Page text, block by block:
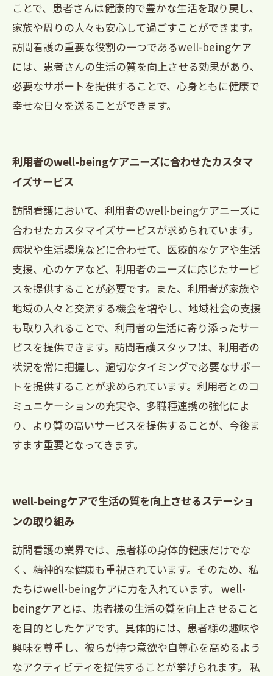
ことで、患者さんは健康的で豊かな生活を取り戻し、
家族や周りの人々も安心して過ごすことができます。
訪問看護の重要な役割の一つであるwell-beingケア
には、患者さんの生活の質を向上させる効果があり、
必要なサポートを提供することで、心身ともに健康で
幸せな日々を送ることができます。
利用者のwell-beingケアニーズに合わせたカスタマ
イズサービス
訪問看護において、利用者のwell-beingケアニーズに
合わせたカスタマイズサービスが求められています。
病状や生活環境などに合わせて、医療的なケアや生活
支援、心のケアなど、利用者のニーズに応じたサービ
スを提供することが必要です。また、利用者が家族や
地域の人々と交流する機会を増やし、地域社会の支援
も取り入れることで、利用者の生活に寄り添ったサー
ビスを提供できます。訪問看護スタッフは、利用者の
状況を常に把握し、適切なタイミングで必要なサポー
トを提供することが求められています。利用者とのコ
ミュニケーションの充実や、多職種連携の強化によ
り、より質の高いサービスを提供することが、今後ま
すます重要となってきます。
well-beingケアで生活の質を向上させるステーショ
ンの取り組み
訪問看護の業界では、患者様の身体的健康だけでな
く、精神的な健康も重視されています。そのため、私
たちはwell-beingケアに力を入れています。 well-
beingケアとは、患者様の生活の質を向上させること
を目的としたケアです。具体的には、患者様の趣味や
興味を尊重し、彼らが持つ意欲や自尊心を高めるよう
なアクティビティを提供することが挙げられます。 私